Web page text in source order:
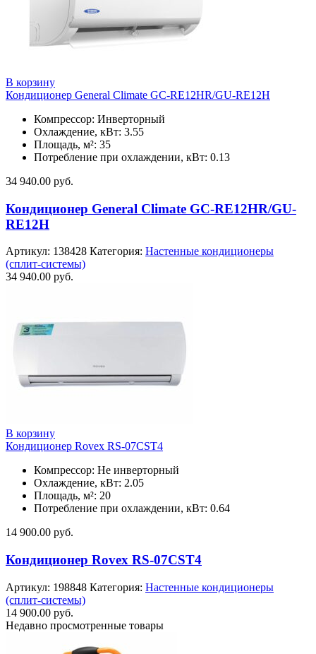
В корзину
Кондиционер General Climate GC-RE12HR/GU-RE12H
Компрессор: Инверторный
Охлаждение, кВт: 3.55
Площадь, м²: 35
Потребление при охлаждении, кВт: 0.13
34 940.00 руб.
Кондиционер General Climate GC-RE12HR/GU-
RE12H
Артикул: 138428 Категория: Настенные кондиционеры
(сплит-системы)
34 940.00 руб.
В корзину
Кондиционер Rovex RS-07CST4
Компрессор: Не инверторный
Охлаждение, кВт: 2.05
Площадь, м²: 20
Потребление при охлаждении, кВт: 0.64
14 900.00 руб.
Кондиционер Rovex RS-07CST4
Артикул: 198848 Категория: Настенные кондиционеры
(сплит-системы)
14 900.00 руб.
Недавно просмотренные товары